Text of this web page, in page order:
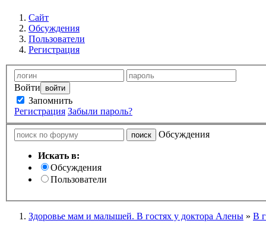
Сайт
Обсуждения
Пользователи
Регистрация
Войти
Запомнить
Регистрация Забыли пароль?
Обсуждения
Искать в:
Обсуждения
Пользователи
Здоровье мам и малышей. В гостях у доктора Алены » В